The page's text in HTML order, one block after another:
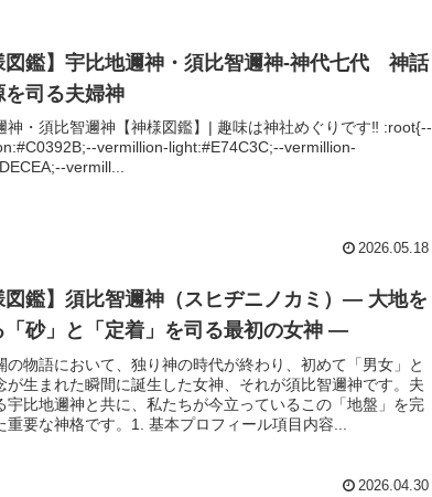
図鑑】宇比地邇神・須比智邇神-神代七代 神話
を司る夫婦神
神・須比智邇神【神様図鑑】| 趣味は神社めぐりです‼ :root{--
vermillion-light:#E74C3C;--vermillion-
vermill...
2026.05.18
図鑑】須比智邇神（スヒヂニノカミ）― 大地を
「砂」と「定着」を司る最初の女神 ―
の物語において、独り神の時代が終わり、初めて「男女」と
が生まれた瞬間に誕生した女神、それが須比智邇神です。夫
宇比地邇神と共に、私たちが今立っているこの「地盤」を完
重要な神格です。1. 基本プロフィール項目内容...
2026.04.30